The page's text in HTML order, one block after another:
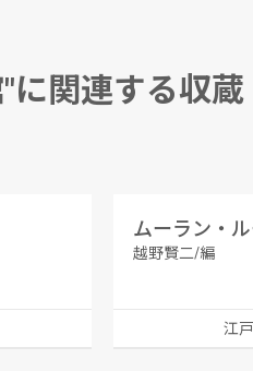
に関連する収蔵
越野賢二/編
江